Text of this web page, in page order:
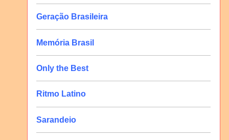
Geração Brasileira
Memória Brasil
Only the Best
Ritmo Latino
Sarandeio